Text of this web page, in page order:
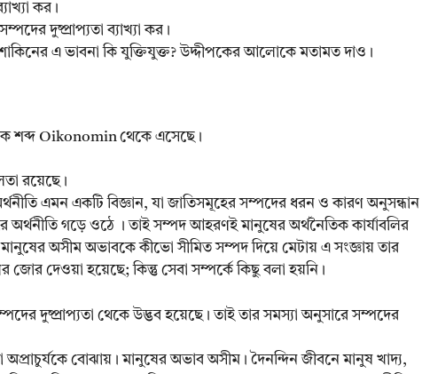
কর।
দুষ্প্রাপ্যতা ব্যাখ্যা কর।
এ ভাবনা কি যুক্তিযুক্ত? উদ্দীপকের আলোকে মতামত দাও।
শব্দ Oikonomin থেকে এসেছে।
রয়েছে।
এমন একটি বিজ্ঞান, যা জাতিসমূহের সম্পদের ধরন ও কারণ অনুসন্ধান
অর্থনীতি গড়ে ওঠে । তাই সম্পদ আহরণই মানুষের অর্থনৈতিক কার্যাবলির
অসীম অভাবকে কীভাে সীমিত সম্পদ দিয়ে মেটায় এ সংজ্ঞায় তার
জোর দেওয়া হয়েছে; কিন্তু সেবা সম্পর্কে কিছু বলা হয়নি।
দুষ্প্রাপ্যতা থেকে উদ্ভব হয়েছে। তাই তার সমস্যা অনুসারে সম্পদের
অপ্রাচুর্যকে বোঝায়। মানুষের অভাব অসীম। দৈনন্দিন জীবনে মানুষ খাদ্য,